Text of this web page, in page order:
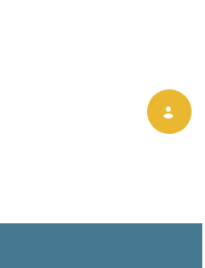
Toggle